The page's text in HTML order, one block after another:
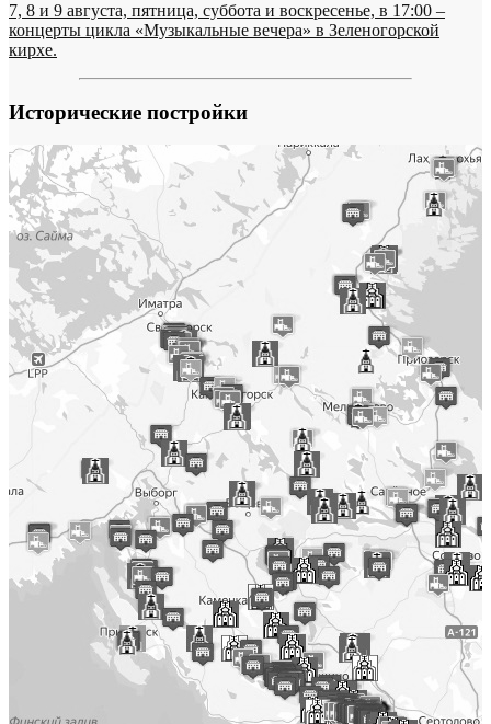
7, 8 и 9 августа, пятница, суббота и воскресенье, в 17:00 –
концерты цикла «Музыкальные вечера» в Зеленогорской
кирхе.
Исторические постройки